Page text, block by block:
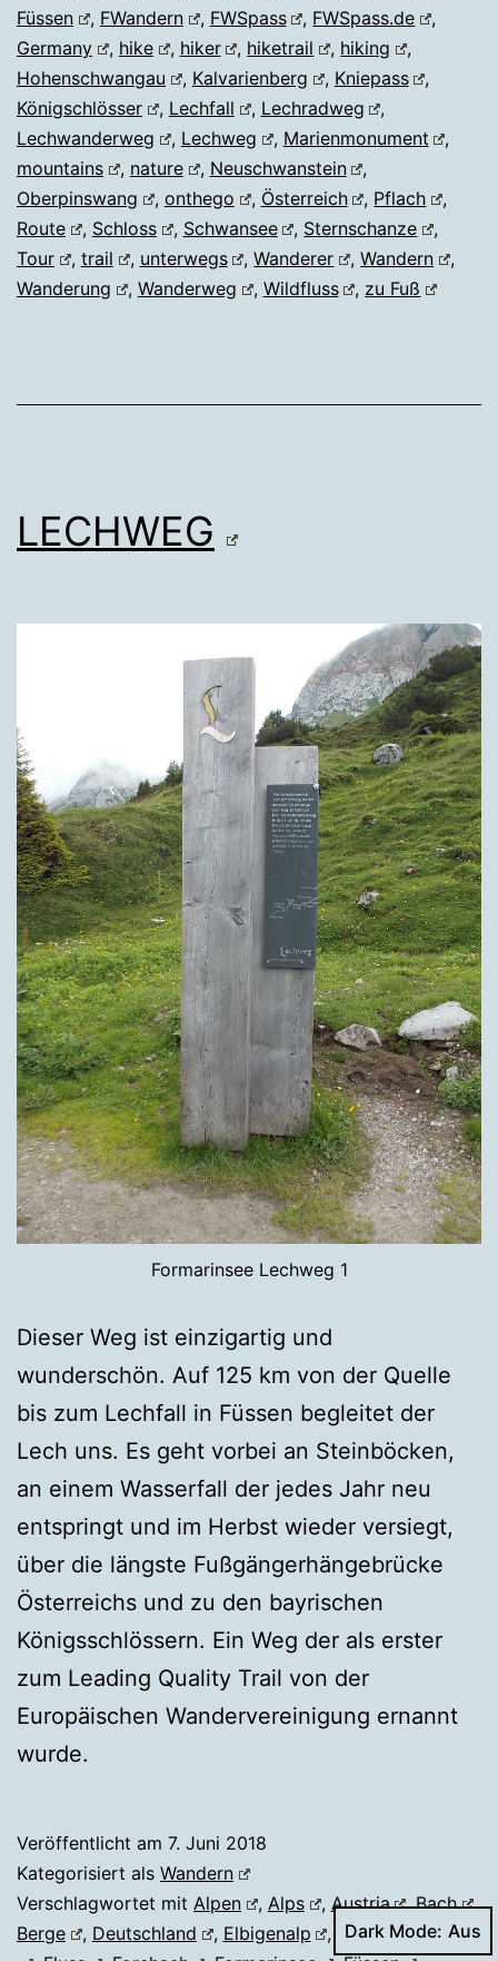
Füssen
, FWandern , FWSpass , FWSpass.de
,
Germany
, hike , hiker , hiketrail , hiking
,
Hohenschwangau
, Kalvarienberg , Kniepass
,
Königschlösser
, Lechfall , Lechradweg
,
Lechwanderweg
, Lechweg , Marienmonument
,
mountains
, nature , Neuschwanstein
,
Oberpinswang
, onthego , Österreich , Pflach
,
Route
, Schloss , Schwansee , Sternschanze
,
Tour
, trail , unterwegs ,Wanderer ,Wandern
,
Wanderung
, Wanderweg , Wildfluss , zu Fuß
LECHWEG
Formarinsee Lechweg 1
Dieser Weg ist einzigartig und
wunderschön. Auf 125 km von der Quelle
bis zum Lechfall in Füssen begleitet der
Lech uns. Es geht vorbei an Steinböcken,
an einem Wasserfall der jedes Jahr neu
entspringt und im Herbst wieder versiegt,
über die längste Fußgängerhängebrücke
Österreichs und zu den bayrischen
Königsschlössern. Ein Weg der als erster
zum Leading Quality Trail von der
Europäischen Wandervereinigung ernannt
wurde.
Veröffentlicht am 7. Juni 2018
Kategorisiert als Wandern
Verschlagwortet mit Alpen , Alps , Austria ,Bach
,
Berge
, Deutschland , Elbigenalp , Elmen ,Etappe
Dark Mode: